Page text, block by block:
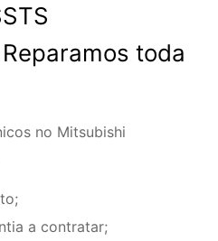
toda
no Mitsubishi
a contratar;